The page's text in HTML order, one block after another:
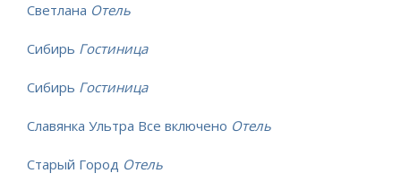
Светлана Отель
Сибирь Гостиница
Сибирь Гостиница
Славянка Ультра Все включено Отель
Старый Город Отель